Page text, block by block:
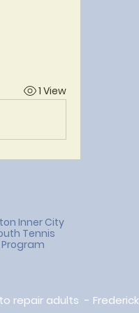
1 View
Inner City
Tennis
Program
repair adults -